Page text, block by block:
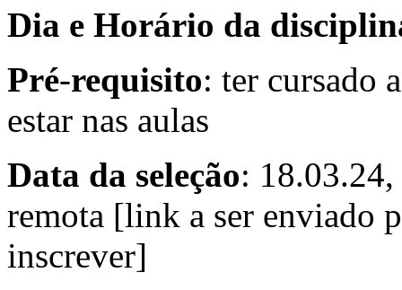
Dia e Horário da
Pré-requisito: ter cursado
estar nas aulas
Data da seleção:
remota [link a ser enviado
inscrever]